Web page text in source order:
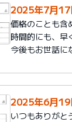
2025年7月17
価格のことも含
時間的にも、早
今後もお世話に
2025年6月19
いつもありがと